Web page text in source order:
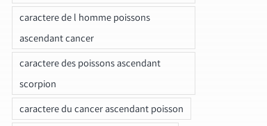
caractere de l homme poissons
ascendant cancer
caractere des poissons ascendant
scorpion
caractere du cancer ascendant poisson